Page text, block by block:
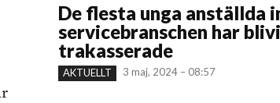
De flesta unga anställda
servicebranschen har
trakasserade
AKTUELLT 3 maj, 2024 – 08:57